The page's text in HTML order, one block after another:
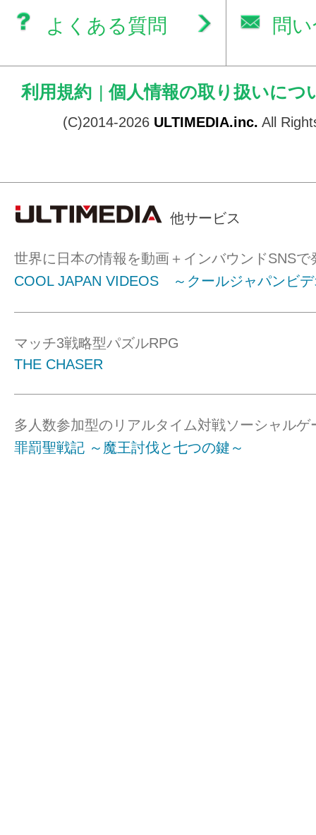
よくある質問 問
利用規約 | 個人情報の取り扱いにつ
(C)2014-2026 ULTIMEDIA.inc. All
他サービス
世界に日本の情報を動画＋インバウンドSNSで
COOL JAPAN VIDEOS ～クールジャパンビ
マッチ3戦略型パズルRPG
THE CHASER
多人数参加型のリアルタイム対戦ソーシャルゲ
罪罰聖戦記 ～魔王討伐と七つの鍵～